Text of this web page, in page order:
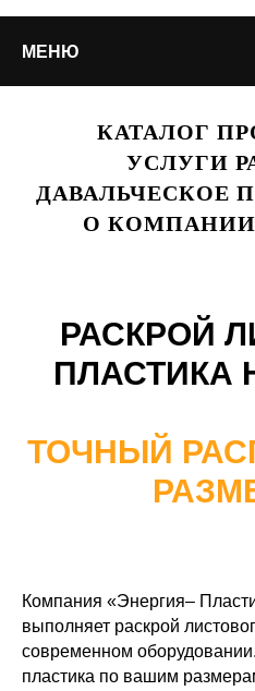
МЕНЮ
КАТАЛОГ
УСЛУГИ
ДАВАЛЬЧЕСКОЕ
О КОМПАНИИ
РАСКРОЙ
ПЛАСТИКА
ТОЧНЫЙ
Компания «Энергия–
выполняет раскрой
современном
пластика по вашим